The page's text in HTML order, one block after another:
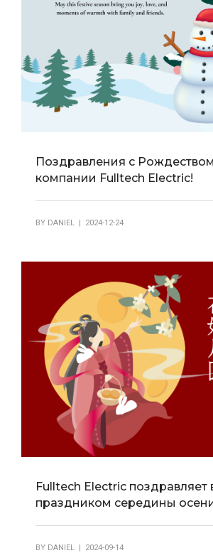
Поздравления с
компании Fulltech Electric!
BY DANIEL | 2024-12-24
Fulltech Electric поздравляет
праздником середины
BY DANIEL | 2024-09-14